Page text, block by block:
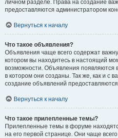
личном разделе. Права на создание
предоставляются администратором
Вернуться к началу
Что такое объявления?
Объявления чаще всего содержат
котором вы находитесь в настоящий
возможности. Объявления появляются
в котором они созданы. Так же, как и с
создание объявлений
Вернуться к началу
Что такое прилепленные темы?
Прилепленные темы в форуме
на его первой странице. Они чаще